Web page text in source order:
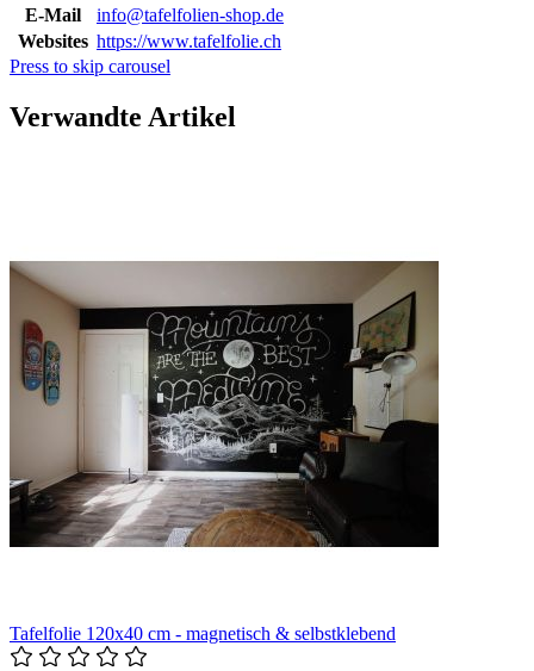
E-Mail
info@tafelfolien-shop.de
Websites https://www.tafelfolie.ch
Press to skip carousel
Verwandte Artikel
Tafelfolie 120x40 cm - magnetisch & selbstklebend